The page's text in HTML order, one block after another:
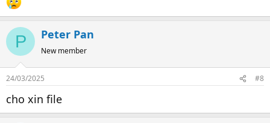
P Peter Pan
New member
24/03/2025 #8
cho xin file